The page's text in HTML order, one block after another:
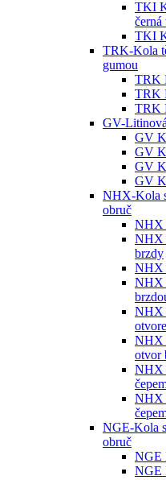
TKI
TKI
TRK-Kola
gumou
TRK
TRK
TRK
GV-
GV
GV
GV
GV
NHX-Kola
obruč
NHX
NHX
brzdy
NHX
NHX
NHX
NHX
otvor
NHX
NHX
NGE-Kola
obruč
NGE
NGE